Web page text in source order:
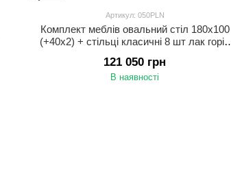
Артикул: 050PLN
Комплект меблів овальний стіл 180x100
(+40x2) + стільці класичні 8 шт лак горіх
121 050 грн
В наявності